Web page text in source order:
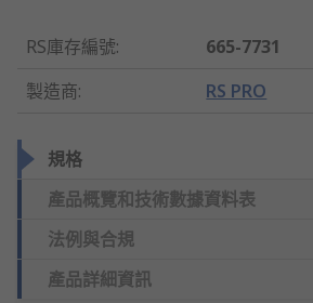
RS庫存編號:
665-7731
製造商: RS PRO
規格
產品概覽和技術數據資料表
法例與合規
產品詳細資訊